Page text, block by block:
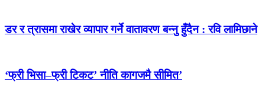
डर र त्रासमा राखेर व्यापार गर्ने वातावरण बन्नु हुँदैन : रवि लामिछाने
‘फ्री भिसा–फ्री टिकट’ नीति कागजमै सीमित’